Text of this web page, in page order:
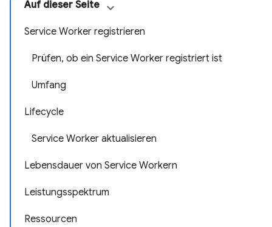
Auf dieser Seite
Service Worker registrieren
Prüfen, ob ein Service Worker registriert ist
Umfang
Lifecycle
Service Worker aktualisieren
Lebensdauer von Service Workern
Leistungsspektrum
Ressourcen